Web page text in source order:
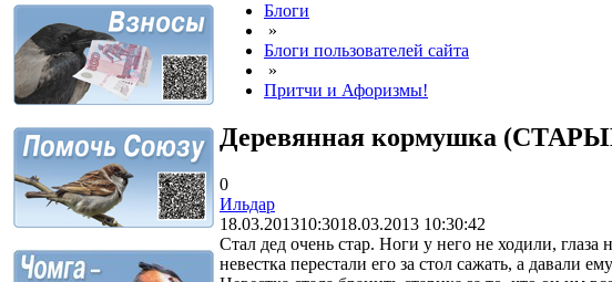
Блоги
»
Блоги пользователей сайта
»
Притчи и Афоризмы!
Деревянная кормушка
0
Ильдар
18.03.201310:3018.03.2013 10:30:42
Стал дед очень стар. Ноги у него не ходили,
невестка перестали его за стол сажать, а давали